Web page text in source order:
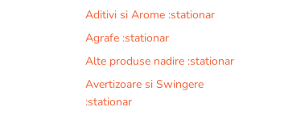
Aditivi si Arome :stationar
Agrafe :stationar
Alte produse nadire :stationar
Avertizoare si Swingere
:stationar